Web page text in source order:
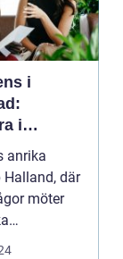
i
i
och
anrika
Halland, där
möter
l...